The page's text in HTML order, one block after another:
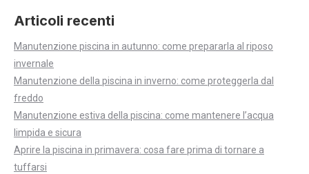
Articoli recenti
Manutenzione piscina in autunno: come prepararla al riposo
invernale
Manutenzione della piscina in inverno: come proteggerla dal
freddo
Manutenzione estiva della piscina: come mantenere l’acqua
limpida e sicura
Aprire la piscina in primavera: cosa fare prima di tornare a
tuffarsi